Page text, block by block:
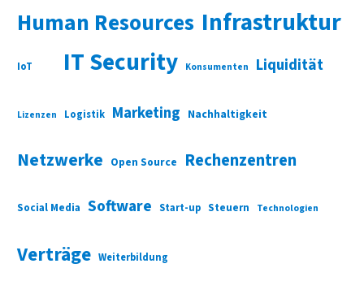
Human Resources Infrastruktur
IoT IT Security Konsumenten Liquidität
Lizenzen Logistik Marketing Nachhaltigkeit
Netzwerke Open Source Rechenzentren
Social Media Software Start-up Steuern Technologien
Verträge Weiterbildung